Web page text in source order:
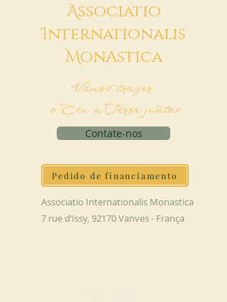
Associatio
Internationalis
MonAstica
Vamos trazer
o Céu à Terra juntos
Contate-nos
Pedido de financiamento
Associatio Internationalis Monastica
7 rue d’Issy, 92170 Vanves - França